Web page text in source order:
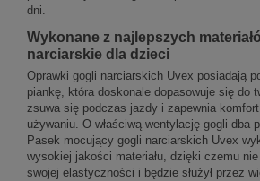
dni.
Wykonane z najlepszych
narciarskie dla dzieci
Oprawki gogli narciarskich Uvex posiadają
piankę, która doskonale dopasowuje się do
zsuwa się podczas jazdy i zapewnia
używaniu. O właściwą wentylację gogli dba
Pasek mocujący gogli narciarskich Uvex
wysokiej jakości materiału, dzięki czemu
swojej elastyczności i będzie służył przez